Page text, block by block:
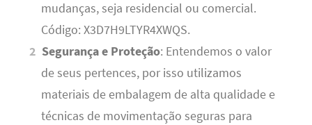
mudanças, seja residencial ou comercial.
Código: X3D7H9LTYR4XWQS.
Segurança e Proteção: Entendemos o valor
de seus pertences, por isso utilizamos
materiais de embalagem de alta qualidade e
técnicas de movimentação seguras para